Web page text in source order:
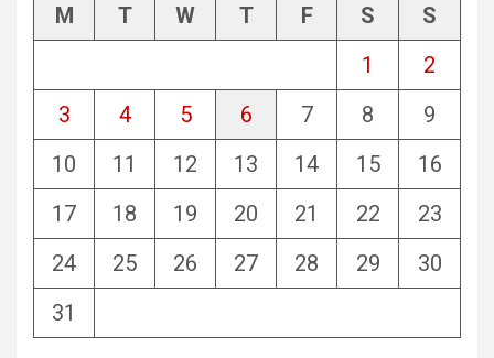
M
T W T F S
S
1
2
3
4 5 6 7 8
9
10
11 12 13 14 15
16
17
18 19 20 21 22
23
24
25 26 27 28 29
30
31